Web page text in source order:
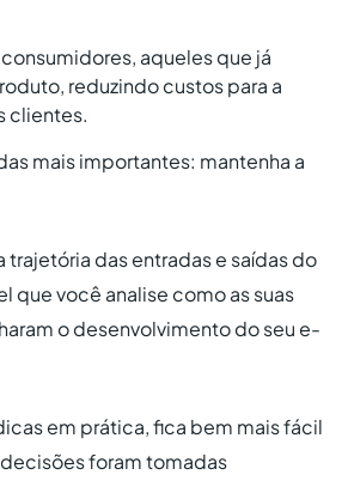
aqueles que já
reduzindo custos para a
clientes.
mais importantes: mantenha a
trajetória das entradas e saídas do
que você analise como as suas
o desenvolvimento do seu e-
em prática, fica bem mais fácil
foram tomadas